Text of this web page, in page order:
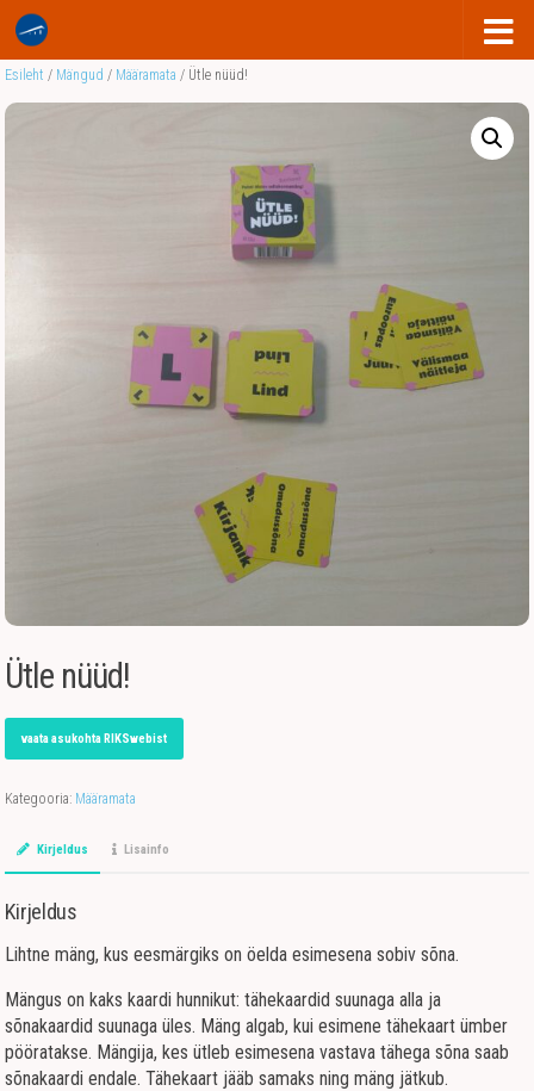
Esileht / Mängud / Määramata / Ütle nüüd!
Ütle nüüd!
vaata asukohta RIKSwebist
Kategooria: Määramata
Kirjeldus Lisainfo
Kirjeldus
Lihtne mäng, kus eesmärgiks on öelda esimesena sobiv sõna.
Mängus on kaks kaardi hunnikut: tähekaardid suunaga alla ja
sõnakaardid suunaga üles. Mäng algab, kui esimene tähekaart ümber
pööratakse. Mängija, kes ütleb esimesena vastava tähega sõna saab
sõnakaardi endale. Tähekaart jääb samaks ning mäng jätkub.